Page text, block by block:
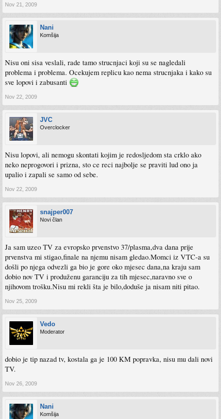
Nov 21, 2009
Nani
Komšija
Nisu oni sisa veslali, rade tamo strucnjaci koji su se nagledali
problema i problema. Ocekujem replicu kao nema strucnjaka i kako su
sve lopovi i zabusanti
Nov 22, 2009
JVC
Overclocker
Nisu lopovi, ali nemogu skontati kojim je redosljedom sta crklo ako
neko neprogovori i prizna, sto ce reci najbolje se praviti lud ono ja
upalio i zapali se samo od sebe.
Nov 22, 2009
snajper007
Novi član
Ja sam uzeo TV za evropsko prvenstvo 37/plasma,dva dana prije
prvenstva mi stigao,finale na njemu nisam gledao.Momci iz VTC-a su
došli po njega odvezli ga bio je gore oko mjesec dana,na kraju sam
dobio nov TV i produženu garanciju za tih mjesec,naravno sve o
njihovom trošku.Nisu mi rekli šta je bilo,doduše ja nisam niti pitao.
Nov 25, 2009
Vedo
Moderator
dobio je tip nazad tv, kostala ga je 100 KM popravka, nisu mu dali novi
TV.
Nov 26, 2009
Nani
Komšija